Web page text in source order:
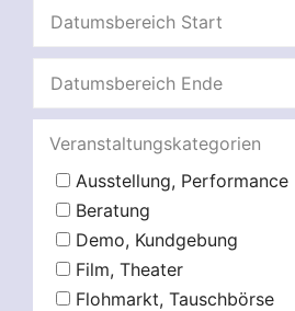
Veranstaltungskategorien
Ausstellung, Performance
Beratung
Demo, Kundgebung
Film, Theater
Flohmarkt, Tauschbörse